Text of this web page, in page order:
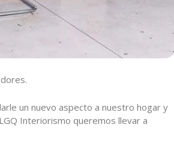
un nuevo aspecto a nuestro hogar y
Interiorismo queremos llevar a